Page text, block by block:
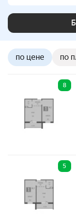
по цене по
8
5